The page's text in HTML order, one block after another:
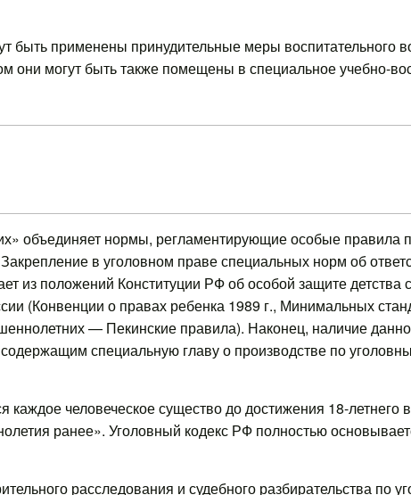
применены принудительные меры воспитательного
они могут быть также помещены в специальное учебно-
объединяет нормы, регламентирующие особые правила
в уголовном праве специальных норм об
из положений Конституции РФ об особой защите детства
(Конвенции о правах ребенка 1989 г., Минимальных
— Пекинские правила). Наконец, наличие
специальную главу о производстве по
человеческое существо до достижения 18-летнего
ранее». Уголовный кодекс РФ полностью
расследования и судебного разбирательства по